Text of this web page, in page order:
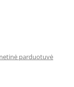
parduotuvė